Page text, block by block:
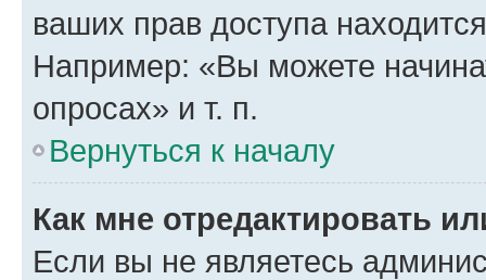
ваших прав доступа
Например: «Вы можете
опросах» и т. п.
Вернуться к началу
Как мне отредактировать
Если вы не являетесь